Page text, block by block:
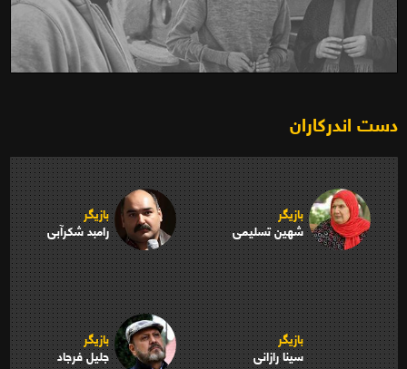
دست اندرکاران
بازیگر
شهین تسلیمی
بازیگر
رامبد شکرآبی
بازیگر
سینا رازانی
بازیگر
جلیل فرجاد